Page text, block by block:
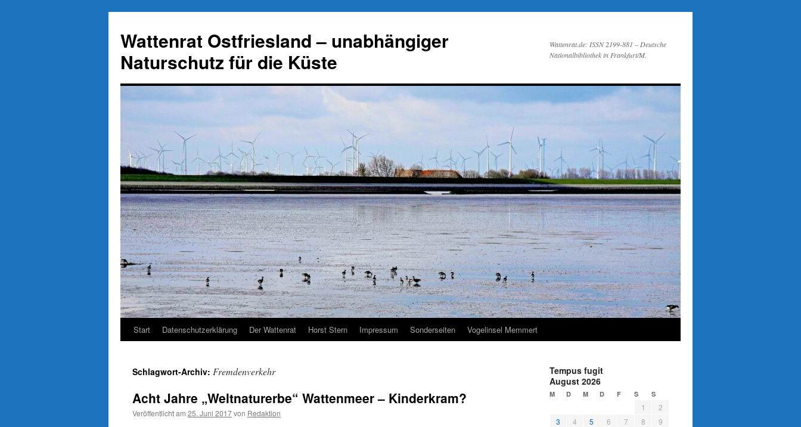
springen
Wattenrat Ostfriesland – unabhängiger
Naturschutz für die Küste
Wattenrat.de: ISSN 2199-881 – Deutsche
Nationalbibliothek in Frankfurt/M.
Start Datenschutzerklärung Der Wattenrat Horst Stern Impressum Sonderseiten Vogelinsel Memmert
Schlagwort-Archiv: Fremdenverkehr
Acht Jahre „Weltnaturerbe“ Wattenmeer – Kinderkram?
Veröffentlicht am 25. Juni 2017von Redaktion
Tempus fugit
August 2026
M D M D F S S
1
2
3
4 5 6 7 8
9